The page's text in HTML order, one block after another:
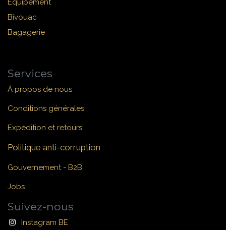
Équipement
Bivouac
Bagagerie
Services
À propos de nous
Conditions générales
Expédition et retours
Politique anti-corruption
Gouvernement - B2B
Jobs
Suivez-nous
Instagram BE